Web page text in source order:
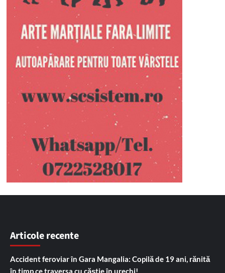
Articole recente
Accident feroviar în Gara Mangalia: Copilă de 19 ani, rănită
în timp ce traversa cu căștie în urechi!